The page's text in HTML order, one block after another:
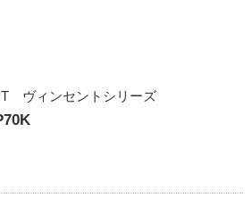
ヴィンセントシリーズ